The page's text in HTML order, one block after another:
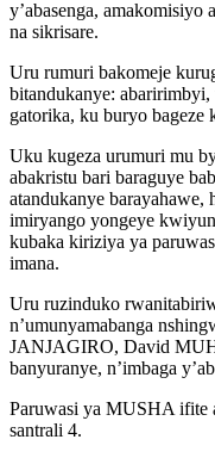
y’abasenga, amakomisiyo
na sikrisare.
Uru rumuri bakomeje
bitandukanye:
gatorika, ku buryo
Uku kugeza urumuri mu
abakristu bari baraguye
atandukanye barayahawe,
imiryango yongeye
kubaka kiriziya ya
imana.
Uru ruzinduko
n’umunyamabanga
JANJAGIRO, David
banyuranye, n’imbaga
Paruwasi ya MUSHA ifite
santrali 4.